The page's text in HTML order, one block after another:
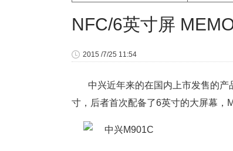
NFC/6英寸屏
2015 /7/25 11:54
中兴近年来的在国内上市发售的
寸，后者首次配备了6英寸的大屏幕，